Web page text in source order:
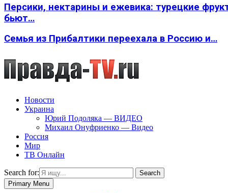
Персики, нектарины и ежевика: турецкие
бьют…
Семья из Прибалтики переехала в Россию и…
Новости
Украина
Юрий Подоляка — ВИДЕО
Михаил Онуфриенко — Видео
Россия
Мир
ТВ Онлайн
Search for:
Search
Primary Menu